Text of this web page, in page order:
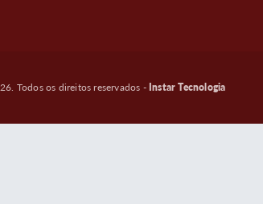
Todos os direitos reservados - Instar Tecnologia